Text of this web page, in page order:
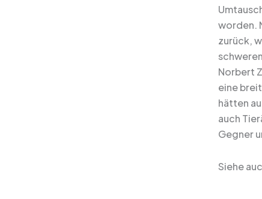
worden.
zurück,
Norbert
eine
hätten
auch
Gegner
Siehe